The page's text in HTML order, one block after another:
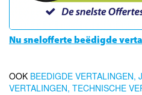
Nu snelofferte beëdigde
OOK BEEDIGDE VERTALINGEN,
VERTALINGEN, TECHNISCHE